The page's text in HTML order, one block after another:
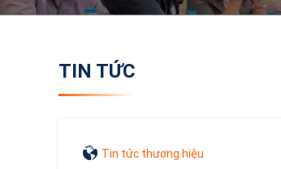
TIN TỨC
Tin tức thương hiệu